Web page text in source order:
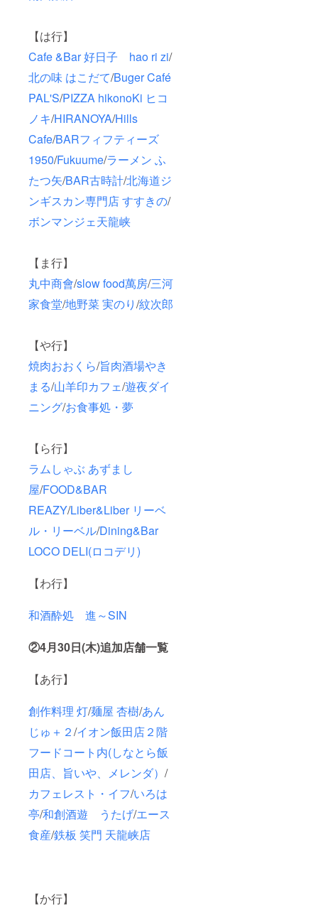
【は行】
Cafe &Bar 好日子 hao ri zi/
北の味 はこだて/Buger Café
PAL'S/PIZZA hikonoKi ヒコ
ノキ/HIRANOYA/Hills
Cafe/BARフィフティーズ
1950/Fukuume/ラーメン ふ
たつ矢/BAR古時計/北海道ジ
ンギスカン専門店 すすきの/
ボンマンジェ天龍峡
【ま行】
丸中商會/slow food萬房/三河
家食堂/地野菜 実のり/紋次郎
【や行】
焼肉おおくら/旨肉酒場やき
まる/山羊印カフェ/遊夜ダイ
ニング/お食事処・夢
【ら行】
ラムしゃぶ あずまし
屋/FOOD&BAR
REAZY/Liber&Liber リーベ
ル・リーベル/Dining&Bar
LOCO DELI(ロコデリ)
【わ行】
和酒酔処 進～SIN
②4月30日(木)追加店舗一覧
【あ行】
創作料理 灯/麺屋 杏樹/あん
じゅ＋２/イオン飯田店２階
フードコート内(しなとら飯
田店、旨いや、メレンダ） /
カフェレスト・イフ/いろは
亭/和創酒遊 うたげ/エース
食産/鉄板 笑門 天龍峡店
【か行】